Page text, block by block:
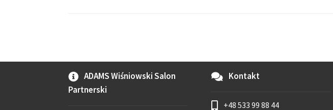
ADAMS Wiśniowski Salon
Partnerski
Kontakt
+48 533 99 88 44